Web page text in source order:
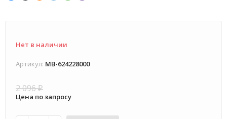
Нет в наличии
Артикул: MB-624228000
2 096₽
Цена по запросу